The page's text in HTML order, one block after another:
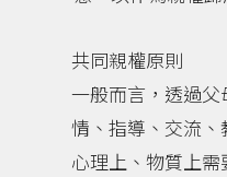
共同親權原則
一般而言，透過
情、指導、交流
心理上、物質上